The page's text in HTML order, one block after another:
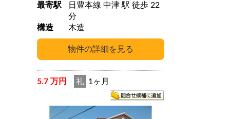
最寄駅
日豊本線 中津 駅 徒歩 22
分
構造
木造
5.7 万円 礼 1ヶ月